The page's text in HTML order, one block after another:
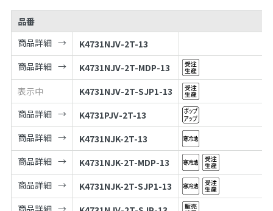
品番
商品詳細
K4731NJV-2T-13
商品詳細
K4731NJV-2T-MDP-13
表示中
K4731NJV-2T-SJP1-13
商品詳細
K4731PJV-2T-13
商品詳細
K4731NJK-2T-13
商品詳細
K4731NJK-2T-MDP-13
商品詳細
K4731NJK-2T-SJP1-13